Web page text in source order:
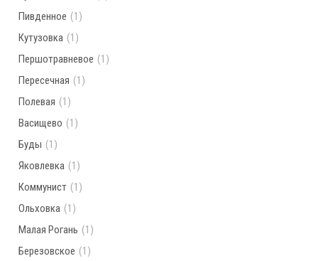
Пивденное (1)
Кутузовка (1)
Першотравневое (1)
Пересечная (1)
Полевая (1)
Васищево (1)
Буды (1)
Яковлевка (1)
Коммунист (1)
Ольховка (1)
Малая Рогань (1)
Березовское (1)